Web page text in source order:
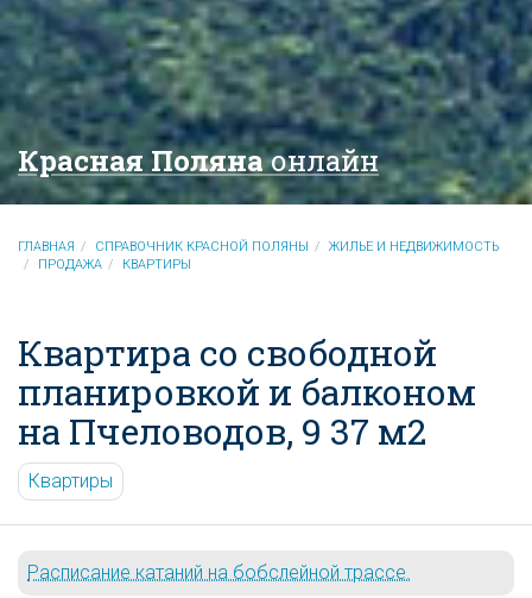
Красная Полянаонлайн
ГЛАВНАЯ СПРАВОЧНИК КРАСНОЙ ПОЛЯНЫ
ЖИЛЬЕ И НЕДВИЖИМОСТЬ
ПРОДАЖА
КВАРТИРЫ
Квартира со свободной
планировкой и балконом
на Пчеловодов, 9 37 м2
Квартиры
Расписание катаний на бобслейной трассе.